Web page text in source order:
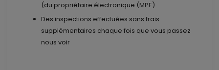
(du propriétaire électronique (MPE)
Des inspections effectuées sans frais
supplémentaires chaque fois que vous passez
nous voir